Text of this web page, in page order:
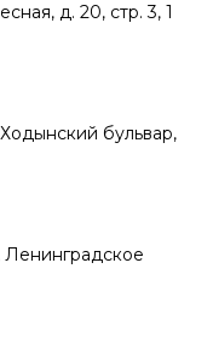
д. 20, стр. 3, 1
бульвар,